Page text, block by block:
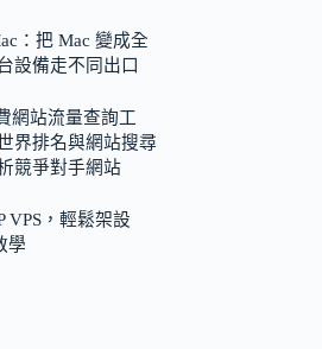
：把 Mac 變成全
設備走不同出口
網站流量查詢工
界排名與網站搜尋
競爭對手網站
VPS，輕鬆架設
學